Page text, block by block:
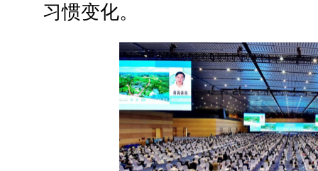
习惯变化。